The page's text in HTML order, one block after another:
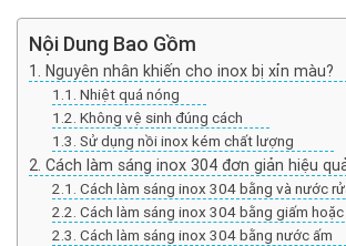
Nội Dung Bao Gồm
Nguyên nhân khiến cho inox bị xỉn
Nhiệt quá nóng
Không vệ sinh đúng cách
Sử dụng nồi inox kém chất lượng
Cách làm sáng inox 304 đơn giản
Cách làm sáng inox 304 bằng và
Cách làm sáng inox 304 bằng giấm
Cách làm sáng inox 304 bằng nước